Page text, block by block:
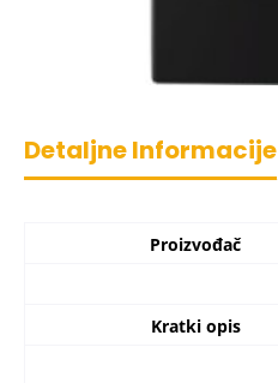
Detaljne Informacije
Proizvođač
Kratki opis